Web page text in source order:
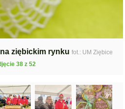
ziębickim rynku fot.: UM Ziębice
38 z 52